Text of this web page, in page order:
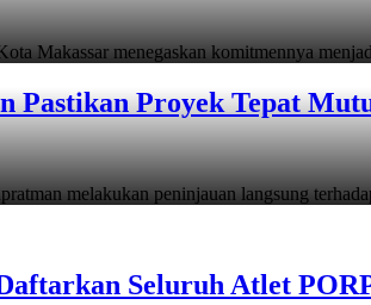
menegaskan komitmennya
Pastikan Proyek Tepat
melakukan peninjauan langsung
Seluruh Atlet